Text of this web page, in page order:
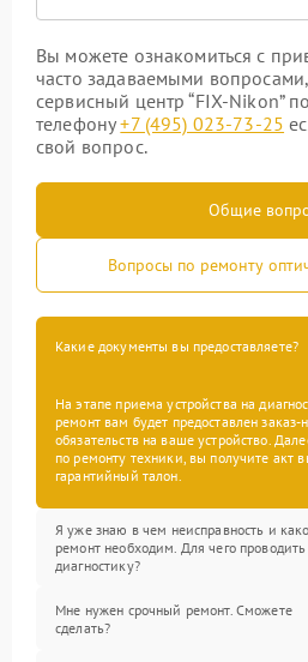
Вы можете ознакомиться с
часто задаваемыми
сервисный центр “FIX-Nikon”
телефону+7 (495) 023-73-25
свой вопрос.
Общие
Вопросы по ремонту
Какие документы вы предоставляете?
На этапе приема устройства на
ремонт вам будет предоставлен
обязательств на ваше устройство.
по ремонту техники, вы получите акт
гарантийный талон.
Я уже знаю в чем неисправность и
ремонт необходим. Для чего проводить
диагностику?
Мне нужен срочный ремонт. Сможете
сделать?